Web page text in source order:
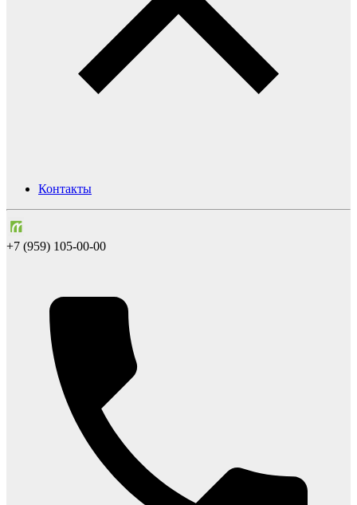
Контакты
+7 (959) 105-00-00